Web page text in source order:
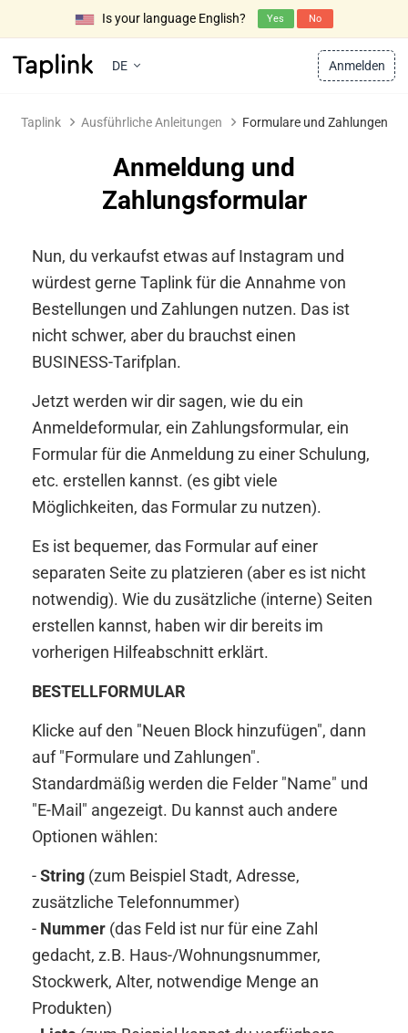
Is your language English? Yes No
DE Anmelden
Taplink Ausführliche Anleitungen Formulare und Zahlungen
Anmeldung und
Zahlungsformular
Nun, du verkaufst etwas auf Instagram und
würdest gerne Taplink für die Annahme von
Bestellungen und Zahlungen nutzen. Das ist
nicht schwer, aber du brauchst einen
BUSINESS-Tarifplan.
Jetzt werden wir dir sagen, wie du ein
Anmeldeformular, ein Zahlungsformular, ein
Formular für die Anmeldung zu einer Schulung,
etc. erstellen kannst. (es gibt viele
Möglichkeiten, das Formular zu nutzen).
Es ist bequemer, das Formular auf einer
separaten Seite zu platzieren (aber es ist nicht
notwendig). Wie du zusätzliche (interne) Seiten
erstellen kannst, haben wir dir bereits im
vorherigen Hilfeabschnitt erklärt.
BESTELLFORMULAR
Klicke auf den "Neuen Block hinzufügen", dann
auf "Formulare und Zahlungen".
Standardmäßig werden die Felder "Name" und
"E-Mail" angezeigt. Du kannst auch andere
Optionen wählen:
-String (zum Beispiel Stadt, Adresse,
zusätzliche Telefonnummer)
- Nummer (das Feld ist nur für eine Zahl
gedacht, z.B. Haus-/Wohnungsnummer,
Stockwerk, Alter, notwendige Menge an
Produkten)